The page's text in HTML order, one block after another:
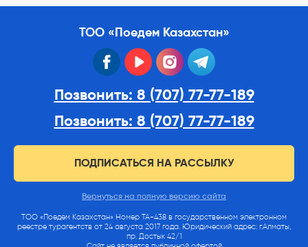
ТОО «Поедем Казахстан»
facebook youtube instagram
Позвонить: 8 (707) 77-77-189
Позвонить: 8 (707) 77-77-189
ПОДПИСАТЬСЯ НА РАССЫЛКУ
Вернуться на полную версию сайта
ТОО «Поедем Казахстан» Номер ТА-438 в государственном электронном
реестре турагентств от 24 августа 2017 года. Юридический адрес: г.Алматы,
пр. Достык 42/1